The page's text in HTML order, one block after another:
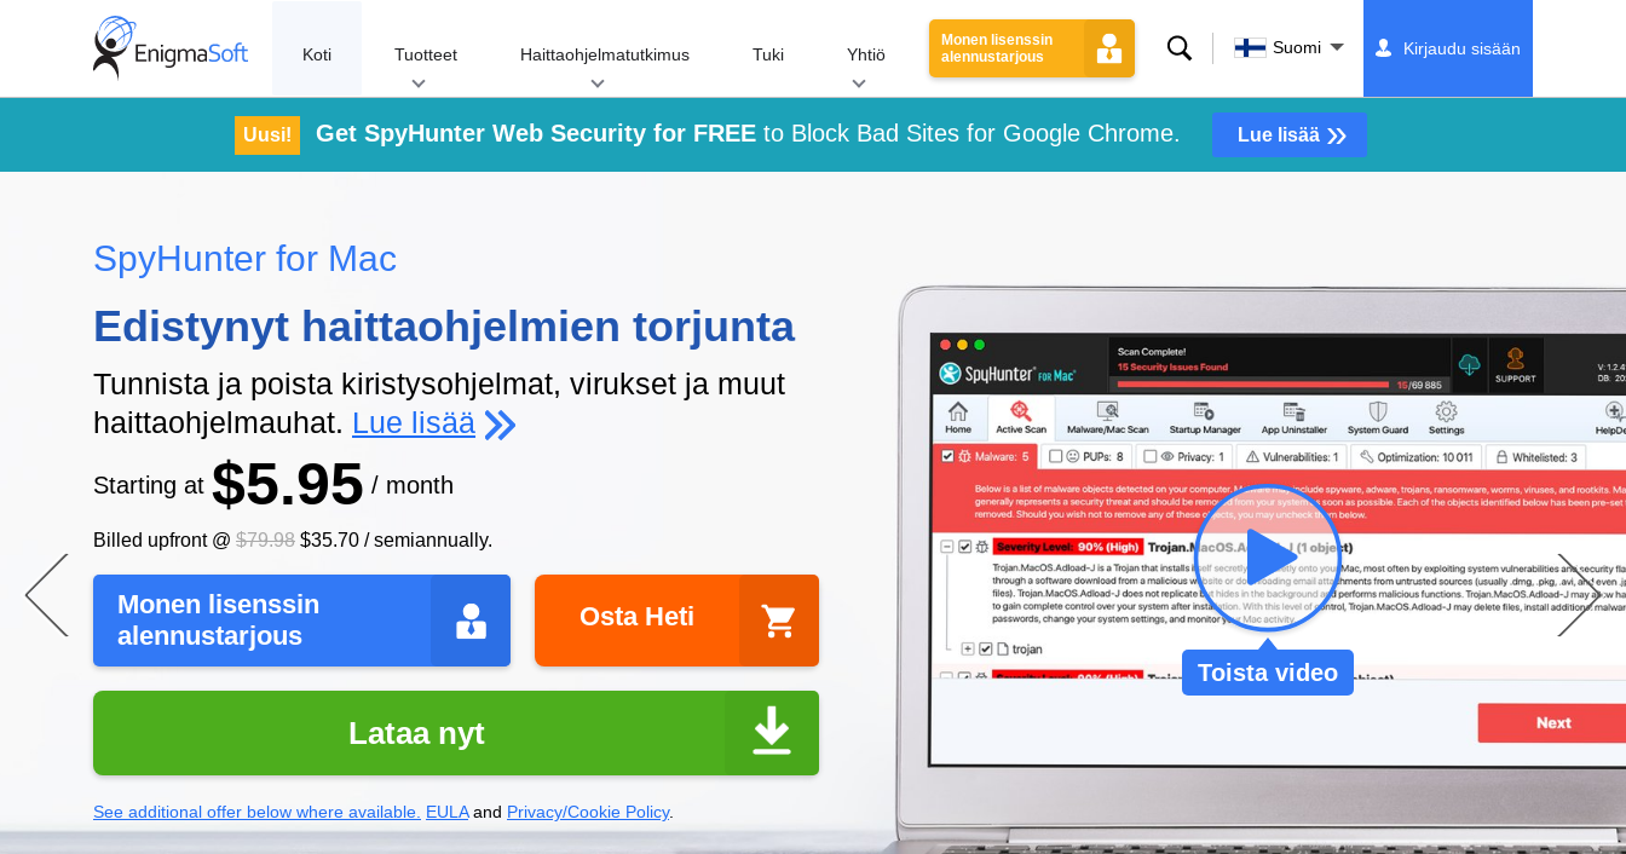
Koti Tuotteet Haittaohjelmatutkimus Tuki Yhtiö
Monen lisenssin
alennustarjous
Hae Suomi Kirjaudu sisään
Uusi! Get SpyHunter Web Security for FREE to Block Bad Sites for Google Chrome. Lue lisää »
SpyHunter for Mac
Edistynyt haittaohjelmien torjunta
Tunnista ja poista kiristysohjelmat, virukset ja muut
haittaohjelmauhat. Lue lisää
Starting at $5.95 / month
Billed upfront @ $79.98 $35.70 /semiannually.
Monen lisenssin
alennustarjous
Osta Heti
Lataa nyt
See additional offer below where available. EULAand Privacy/Cookie Policy.
Toista video